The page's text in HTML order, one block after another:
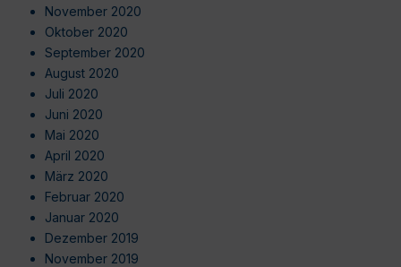
November 2020
Oktober 2020
September 2020
August 2020
Juli 2020
Juni 2020
Mai 2020
April 2020
März 2020
Februar 2020
Januar 2020
Dezember 2019
November 2019